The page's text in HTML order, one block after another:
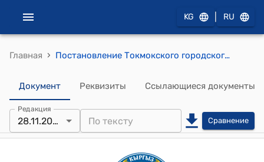
KG RU
Главная › Постановление Токмокского городского кенеша от 28 ноября 2025 года № 89/16-6 "О софинансировании проекта "Капитальный ремонт здания ГСВ №1 города Токмок"
Документ Реквизиты Ссылающиеся документы
Редакция
28.11.2025 Сравнение